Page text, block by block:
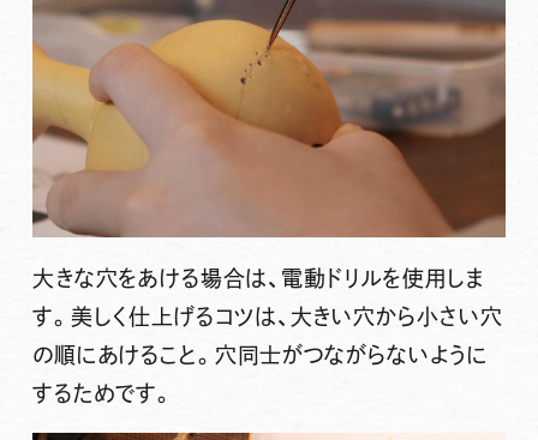
大きな穴をあける場合は、電動ドリルを使用しま
す。美しく仕上げるコツは、大きい穴から小さい穴
の順にあけること。穴同士がつながらないように
するためです。